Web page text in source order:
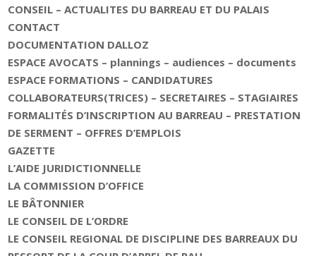
CONSEIL – ACTUALITES DU BARREAU ET DU PALAIS
CONTACT
DOCUMENTATION DALLOZ
ESPACE AVOCATS – plannings – audiences – documents
ESPACE FORMATIONS – CANDIDATURES
COLLABORATEURS(TRICES) – SECRETAIRES – STAGIAIRES
FORMALITÉS D’INSCRIPTION AU BARREAU – PRESTATION
DE SERMENT – OFFRES D’EMPLOIS
GAZETTE
L’AIDE JURIDICTIONNELLE
LA COMMISSION D’OFFICE
LE BÂTONNIER
LE CONSEIL DE L’ORDRE
LE CONSEIL REGIONAL DE DISCIPLINE DES BARREAUX DU